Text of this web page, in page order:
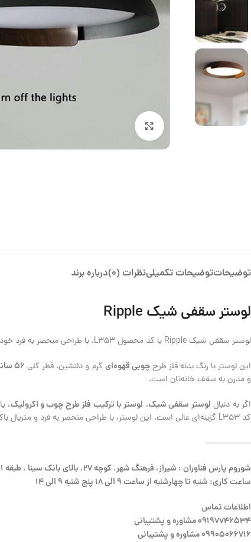
توضیحاتتوضیحات تکمیلینظرات (0) درباره برند
لوستر سقفی شیک Ripple
لوستر سقفی شیک Ripple با کد محصول L353، با طراحی منحصر به فرد خود که یادآور امواج ملایم است، زیبایی فلز طرح
این لوستر با رنگ بدنه فلز طرحچوبی قهوه‌ای گرم و دلنشین، قطر کلی 56 سانتی‌متر
و مدرن به سقف خانه‌تان است.
اگر به دنبال لوستر سقفی شیک، لوستر با ترکیب فلز طرح چوب و اکرولیک، یا
کد L353 گزینه‌ای عالی است. این لوستر، با طراحی منحصر به فرد و متریال باکیفیت خود، فضایی زیبا و دلنشین برای شما خلق خواهد کرد.
—————–
شوروم پارس فناوران : شیراز، فرهنگ شهر، کوچه 27، بالای بانک سینا ، طبقه 1
ساعت کاری: شنبه تا چهارشنبه از ساعت 9 الی 18 پنج شنبه 9 الی 14
اطلاعات تماس
09197746534 مشاوره و پشتیبانی
09905066716 مشاوره و پشتیبانی